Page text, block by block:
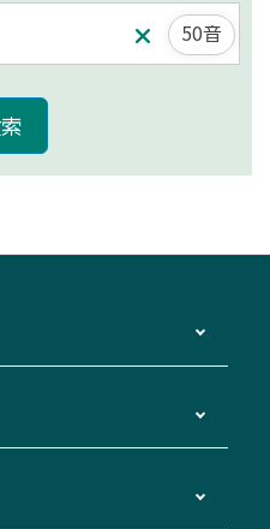
50音
・埼玉